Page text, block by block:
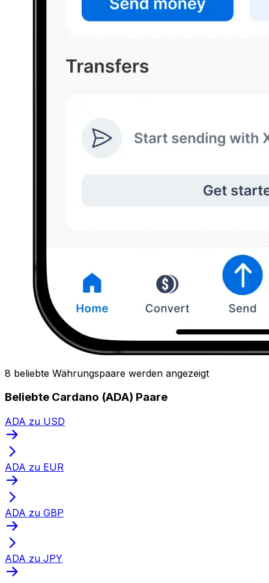
8 beliebte Währungspaare werden angezeigt
Beliebte Cardano (ADA) Paare
ADA zu USD
ADA zu EUR
ADA zu GBP
ADA zu JPY